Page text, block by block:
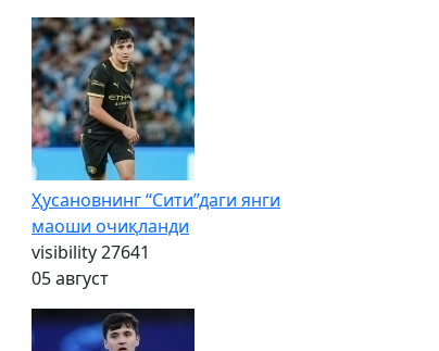
Ҳусановнинг “Сити”даги янги
маоши очиқланди
visibility27641
05 август